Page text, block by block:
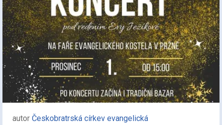
autor Českobratrská církev evangelická